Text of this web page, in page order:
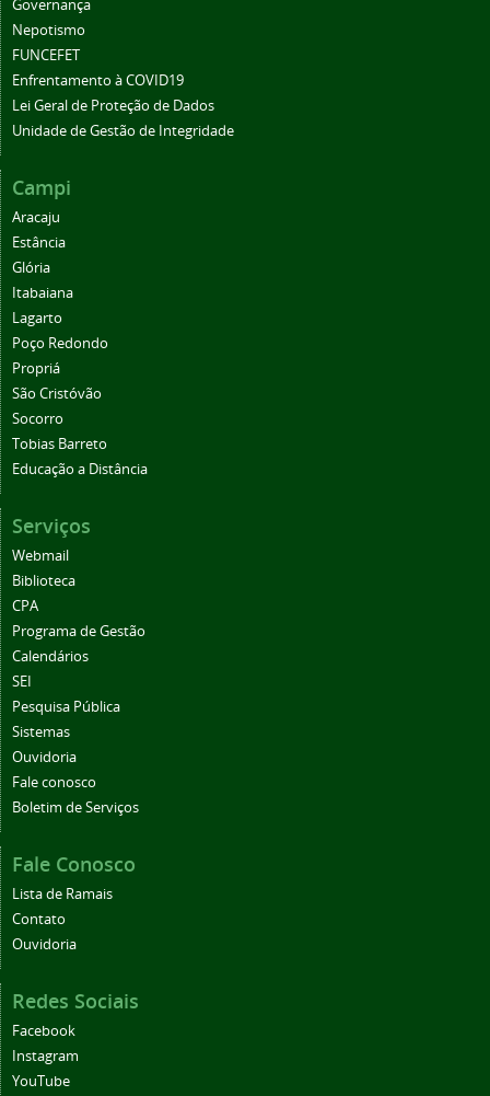
Governança
Nepotismo
FUNCEFET
Enfrentamento à COVID19
Lei Geral de Proteção de Dados
Unidade de Gestão de Integridade
Campi
Aracaju
Estância
Glória
Itabaiana
Lagarto
Poço Redondo
Propriá
São Cristóvão
Socorro
Tobias Barreto
Educação a Distância
Serviços
Webmail
Biblioteca
CPA
Programa de Gestão
Calendários
SEI
Pesquisa Pública
Sistemas
Ouvidoria
Fale conosco
Boletim de Serviços
Fale Conosco
Lista de Ramais
Contato
Ouvidoria
Redes Sociais
Facebook
Instagram
YouTube